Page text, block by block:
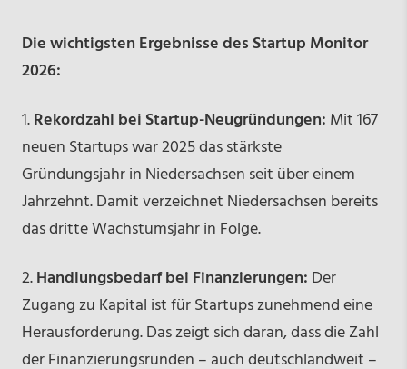
Die wichtigsten Ergebnisse des Startup Monitor
2026:
1.Rekordzahl bei Startup-Neugründungen: Mit 167
neuen Startups war 2025 das stärkste
Gründungsjahr in Niedersachsen seit über einem
Jahrzehnt. Damit verzeichnet Niedersachsen bereits
das dritte Wachstumsjahr in Folge.
2.Handlungsbedarf bei Finanzierungen: Der
Zugang zu Kapital ist für Startups zunehmend eine
Herausforderung. Das zeigt sich daran, dass die Zahl
der Finanzierungsrunden – auch deutschlandweit –